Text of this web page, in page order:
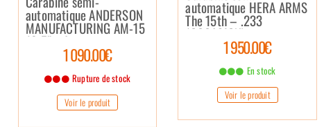
automatique ANDERSON
MANUFACTURING AM-15
10,5″ + Accessoires –
.233 (OCCASION)
1 090.00€
Rupture de stock
Voir le produit
automatique HERA ARMS
The 15th – .233
(OCCASION)
1 950.00€
En stock
Voir le produit